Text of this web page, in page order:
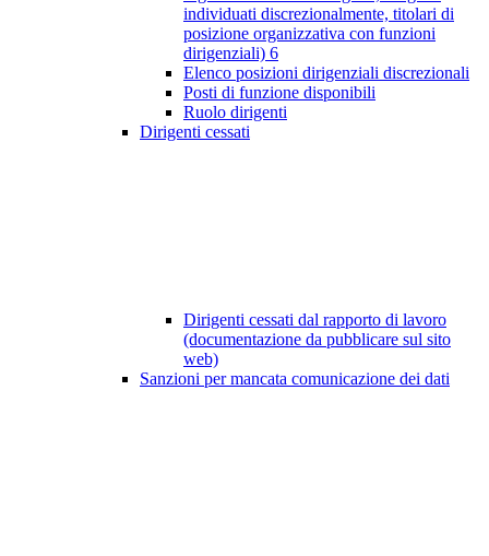
individuati discrezionalmente, titolari di
posizione organizzativa con funzioni
dirigenziali) 6
Elenco posizioni dirigenziali discrezionali
Posti di funzione disponibili
Ruolo dirigenti
Dirigenti cessati
Dirigenti cessati dal rapporto di lavoro
(documentazione da pubblicare sul sito
web)
Sanzioni per mancata comunicazione dei dati